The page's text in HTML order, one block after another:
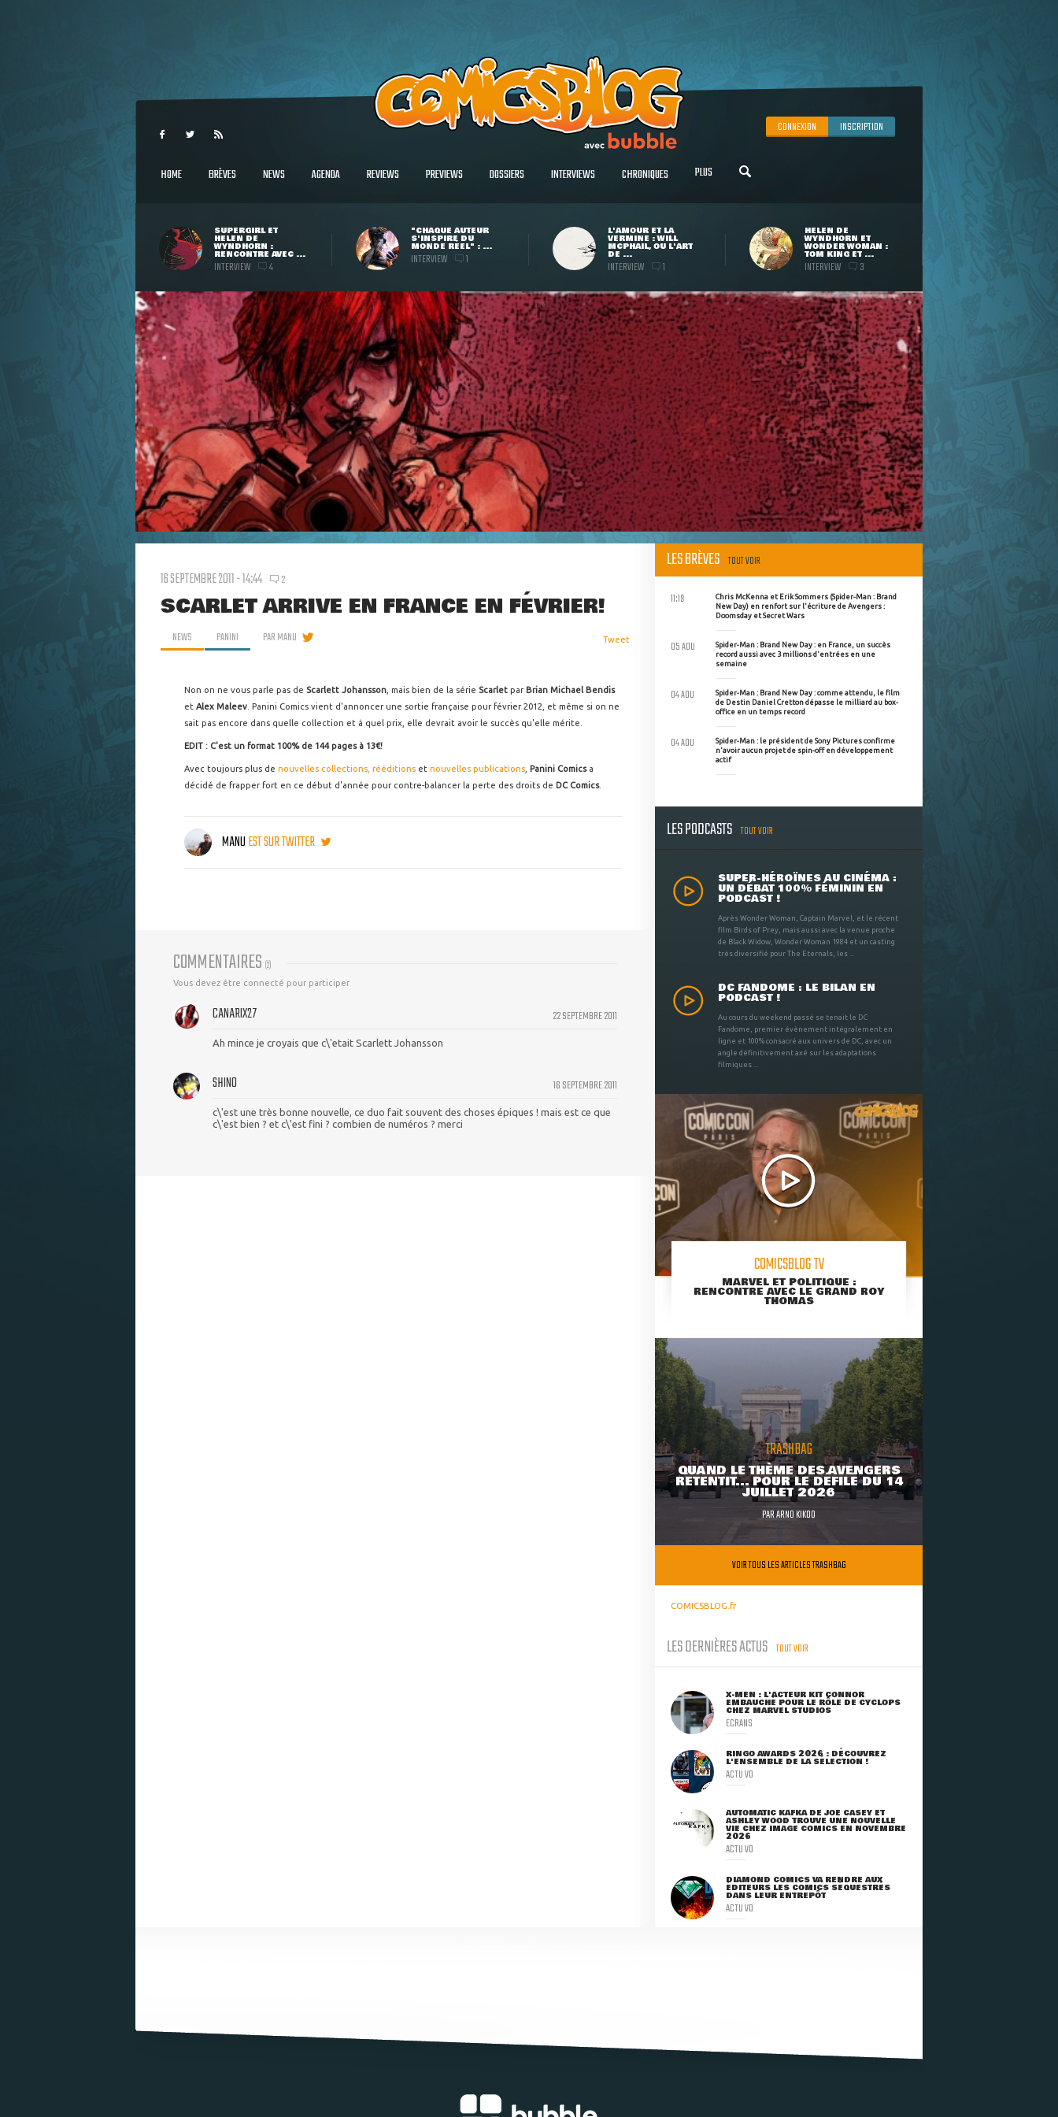
CONNEXION INSCRIPTION
HOME BRÈVES NEWS AGENDA REVIEWS PREVIEWS DOSSIERS INTERVIEWS CHRONIQUES PLUS
SUPERGIRL ET
HELEN DE
WYNDHORN :
RENCONTRE AVEC ...
INTERVIEW 4
"CHAQUE AUTEUR
S'INSPIRE DU
MONDE RÉEL" : ...
INTERVIEW 1
L'AMOUR ET LA
VERMINE : WILL
MCPHAIL, OU L'ART
DE ...
INTERVIEW 1
HELEN DE
WYNDHORN ET
WONDER WOMAN :
TOM KING ET ...
INTERVIEW 3
16 SEPTEMBRE 2011 - 14:44 2
SCARLET ARRIVE EN FRANCE EN FÉVRIER!
NEWS PANINI PARMANU Tweet
Non on ne vous parle pas de Scarlett Johansson , mais bien de la série Scarlet par Brian Michael Bendis
et Alex Maleev . Panini Comics vient d'annoncer une sortie française pour février 2012, et même si on ne
sait pas encore dans quelle collection et à quel prix, elle devrait avoir le succès qu'elle mérite.
EDIT : C'est un format 100% de 144 pages à 13€!
Avec toujours plus de nouvelles collections, rééditions et nouvelles publications Panini Comicsa
décidé de frapper fort en ce début d'année pour contre-balancer la perte des droits de DC Comics.
MANUEST SUR TWITTER
COMMENTAIRES (2)
Vous devez être connecté pour participer
22 SEPTEMBRE 2011
CANARIX27
Ah mince je croyais que c\'etait Scarlett Johansson
16 SEPTEMBRE 2011
SHINO
c\'est une très bonne nouvelle, ce duo fait souvent des choses épiques ! mais est ce que
c\'est bien ? et c\'est fini ? combien de numéros ? merci
LES BRÈVES TOUT VOIR
Chris McKenna et Erik Sommers (Spider-Man : Brand
New Day) en renfort sur l'écriture de Avengers :
Doomsday et Secret Wars
11:19
Spider-Man : Brand New Day : en France, un succès
record aussi avec 3 millions d'entrées en une
semaine
05 AOU
Spider-Man : Brand New Day : comme attendu, le film
de Destin Daniel Cretton dépasse le milliard au box-
office en un temps record
04 AOU
Spider-Man : le président de Sony Pictures confirme
n'avoir aucun projet de spin-off en développement
actif
04 AOU
LES PODCASTS TOUT VOIR
SUPER-HÉROÏNES AU CINÉMA :
UN DÉBAT 100% FÉMININ EN
PODCAST !
Après Wonder Woman, Captain Marvel, et le récent
film Birds of Prey, mais aussi avec la venue proche
de Black Widow, Wonder Woman 1984 et un casting
très diversifié pour The Eternals, les ...
DC FANDOME : LE BILAN EN
PODCAST !
Au cours du weekend passé se tenait le DC
Fandome, premier évènement intégralement en
ligne et 100% consacré aux univers de DC, avec un
angle définitivement axé sur les adaptations
filmiques ...
COMICSBLOG TV
MARVEL ET POLITIQUE :
RENCONTRE AVEC LE GRAND ROY
THOMAS
TRASHBAG
QUAND LE THÈME DES AVENGERS
RETENTIT... POUR LE DÉFILÉ DU 14
JUILLET 2026
PARARNO KIKOO
VOIR TOUS LES ARTICLES TRASHBAG
COMICSBLOG.fr
LES DERNIÈRES ACTUS TOUT VOIR
X-MEN : L'ACTEUR KIT CONNOR
EMBAUCHÉ POUR LE RÔLE DE CYCLOPS
CHEZ MARVEL STUDIOS
ECRANS
RINGO AWARDS 2026 : DÉCOUVREZ
L'ENSEMBLE DE LA SÉLECTION !
ACTU VO
AUTOMATIC KAFKA DE JOE CASEY ET
ASHLEY WOOD TROUVE UNE NOUVELLE
VIE CHEZ IMAGE COMICS EN NOVEMBRE
2026
ACTU VO
DIAMOND COMICS VA RENDRE AUX
ÉDITEURS LES COMICS SÉQUESTRÉS
DANS LEUR ENTREPÔT
ACTU VO